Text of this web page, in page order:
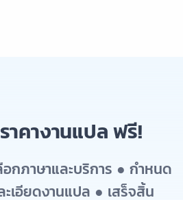
าคางานแปล ฟรี!
กภาษาและบริการ ● กำหนด
ะเอียดงานแปล ● เสร็จสิ้น